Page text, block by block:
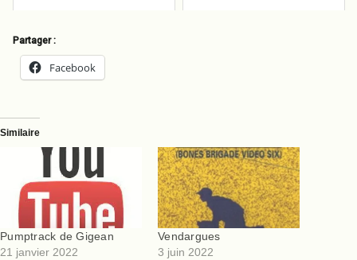
Partager :
Facebook
Similaire
Pumptrack de Gigean
21 janvier 2022
Vendargues
3 juin 2022